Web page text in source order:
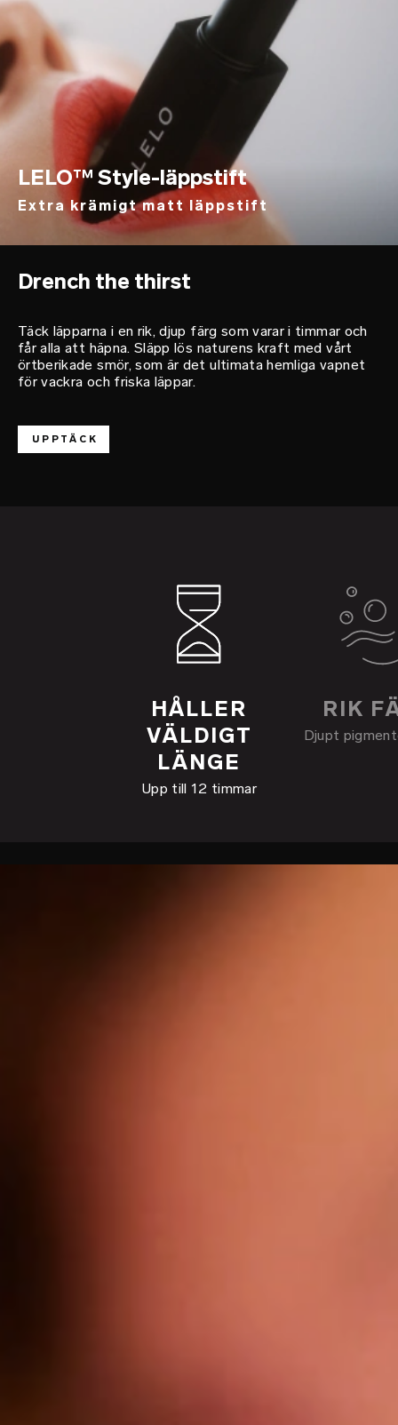
LELO™ Style-läppstift
Extra krämigt matt läppstift
Drench the thirst
Täck läpparna i en rik, djup färg som varar i timmar och
får alla att häpna. Släpp lös naturens kraft med vårt
örtberikade smör, som är det ultimata hemliga vapnet
för vackra och friska läppar.
UPPTÄCK
HÅLLER
VÄLDIGT
LÄNGE
Upp till 12 timmar
RIK
Djupt